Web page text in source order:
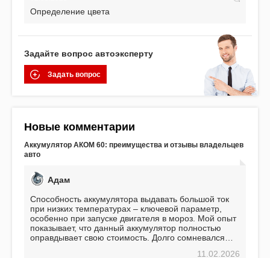
Определение цвета
Задайте вопрос автоэксперту
Задать вопрос
Новые комментарии
Аккумулятор АКОМ 60: преимущества и отзывы владельцев
авто
Адам
Способность аккумулятора выдавать большой ток
при низких температурах – ключевой параметр,
особенно при запуске двигателя в мороз. Мой опыт
показывает, что данный аккумулятор полностью
оправдывает свою стоимость. Долго сомневался
11.02.2026